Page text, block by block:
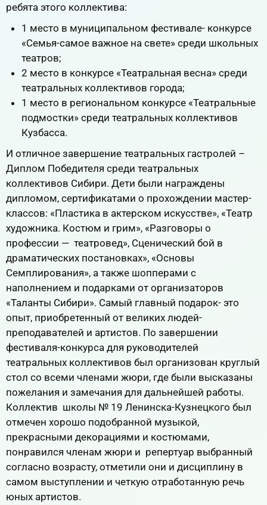
ребята этого коллектива:
1 место в муниципальном фестивале- конкурсе
«Семья-самое важное на свете» среди школьных
театров;
2 место в конкурсе «Театральная весна» среди
театральных коллективов города;
1 место в региональном конкурсе «Театральные
подмостки» среди театральных коллективов
Кузбасса.
И отличное завершение театральных гастролей –
Диплом Победителя среди театральных
коллективов Сибири. Дети были награждены
дипломом, сертификатами о прохождении мастер-
классов: «Пластика в актерском искусстве», «Театр
художника. Костюм и грим», «Разговоры о
профессии — театровед», Сценический бой в
драматических постановках», «Основы
Семплирования», а также шопперами с
наполнением и подарками от организаторов
«Таланты Сибири». Самый главный подарок- это
опыт, приобретенный от великих людей-
преподавателей и артистов. По завершении
фестиваля-конкурса для руководителей
театральных коллективов был организован круглый
стол со всеми членами жюри, где были высказаны
пожелания и замечания для дальнейшей работы.
Коллектив школы № 19 Ленинска-Кузнецкого был
отмечен хорошо подобранной музыкой,
прекрасными декорациями и костюмами,
понравился членам жюри и репертуар выбранный
согласно возрасту, отметили они и дисциплину в
самом выступлении и четкую отработанную речь
юных артистов.